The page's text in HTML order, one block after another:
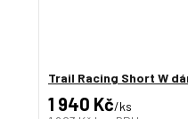
Trail Racing Short W
1 940 Kč/ks